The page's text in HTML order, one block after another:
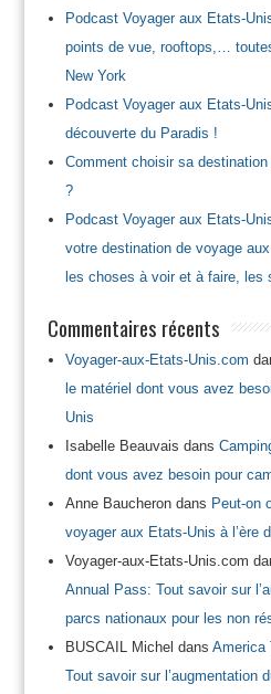
Podcast Voyager aux Etats-
points de vue, rooftops,…
New York
Podcast Voyager aux Etats-
découverte du Paradis !
Comment choisir sa
?
Podcast Voyager aux Etats-
votre destination de voyage
les choses à voir et à faire, les
Commentaires récents
Voyager-aux-Etats-Unis.com
le matériel dont vous avez
Unis
Isabelle Beauvais dans
dont vous avez besoin pour
Anne Baucherondans Peut-on
voyager aux Etats-Unis à l’ère
Voyager-aux-Etats-Unis.com
Annual Pass: Tout savoir sur
parcs nationaux pour les non
BUSCAIL Michel dans America
Tout savoir sur l’augmentation